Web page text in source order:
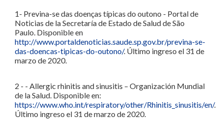
1- Previna-se das doenças típicas do outono - Portal de
Noticias de la Secretaría de Estado de Salud de São
Paulo. Disponible en
http://www.portaldenoticias.saude.sp.gov.br/previna-se-
das-doencas-tipicas-do-outono/. Último ingreso el 31 de
marzo de 2020.
2 - - Allergic rhinitis and sinusitis – Organización Mundial
de la Salud. Disponible en:
https://www.who.int/respiratory/other/Rhinitis_sinusitis/en/.
Último ingreso el 31 de marzo de 2020.